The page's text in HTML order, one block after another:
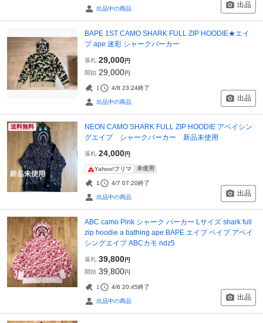
出品中の商品 出品
BAPE 1ST CAMO SHARK FULL ZIP HOODIE★エイ
プ ape 迷彩 シャークパーカー
落札 29,000円
開始 29,000円
1 4/8 23:24終了
出品中の商品 出品
送料無料
NEON CAMO SHARK FULL ZIP HOODIE アベイシン
グエイプ シャークパーカー 新品未使用
落札 24,000円
Yahoo!フリマ 未使用
1 4/7 07:20終了
出品中の商品 出品
ABC camo Pink シャーク パーカー Lサイズ shark full
zip hoodie a bathing ape BAPE エイプ ベイプ アベイ
シングエイプ ABCカモ ndz5
落札 39,800円
開始 39,800円
1 4/6 20:45終了
出品中の商品 出品